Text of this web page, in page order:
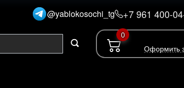
@yablokosochi_tg +7 961 400-
0
Оформить